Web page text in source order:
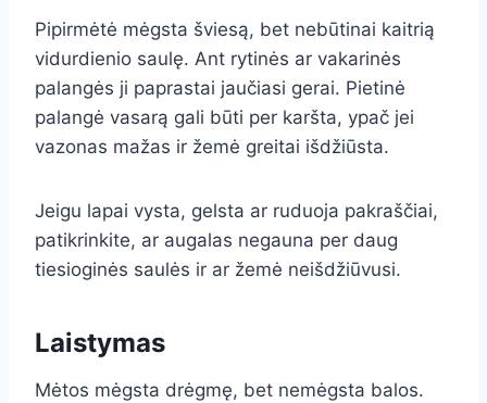
Pipirmėtė mėgsta šviesą, bet nebūtinai kaitrią
vidurdienio saulę. Ant rytinės ar vakarinės
palangės ji paprastai jaučiasi gerai. Pietinė
palangė vasarą gali būti per karšta, ypač jei
vazonas mažas ir žemė greitai išdžiūsta.
Jeigu lapai vysta, gelsta ar ruduoja pakraščiai,
patikrinkite, ar augalas negauna per daug
tiesioginės saulės ir ar žemė neišdžiūvusi.
Laistymas
Mėtos mėgsta drėgmę, bet nemėgsta balos.